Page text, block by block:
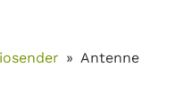
Antenne